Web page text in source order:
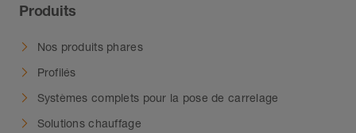
Produits
Nos produits phares
Profilés
Systèmes complets pour la pose de carrelage
Solutions chauffage